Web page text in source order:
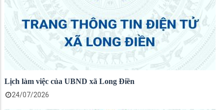
Lịch làm việc của UBND xã Long Điền
24/07/2026